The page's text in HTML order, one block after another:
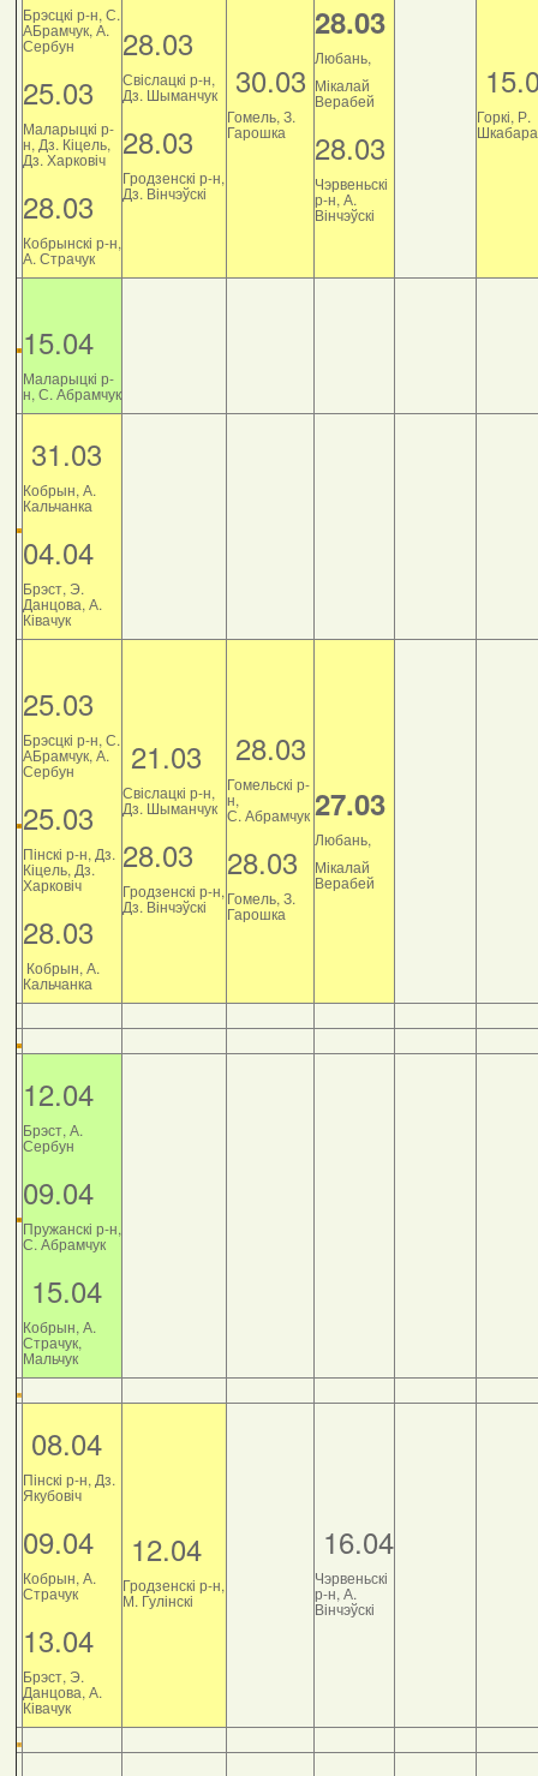
Брэсцкі р-н, С.
АБрамчук, А.
Сербун
25.03
Маларыцкі р-
н, Дз. Кіцель,
Дз. Харковіч
28.03
Кобрынскі р-н,
А. Страчук
28.03
Свіслацкі р-н,
Дз. Шыманчук
28.03
Гродзенскі р-н,
Дз. Вінчэўскі
30.03
Гомель, З.
Гарошка
28.03
Любань,
Мікалай
Верабей
28.03
Чэрвеньскі
р-н, А.
Вінчэўскі
Горкі, Р.
Шкабара
15.04
Маларыцкі р-
н, С. Абрамчук
31.03
Кобрын, А.
Кальчанка
04.04
Брэст, Э.
Данцова, А.
Ківачук
25.03
Брэсцкі р-н, С.
АБрамчук, А.
Сербун
25.03
Пінскі р-н, Дз.
Кіцель, Дз.
Харковіч
28.03
Кобрын, А.
Кальчанка
21.03
Свіслацкі р-н,
Дз. Шыманчук
28.03
Гродзенскі р-н,
Дз. Вінчэўскі
28.03
Гомельскі р-
н,
С. Абрамчук
28.03
Гомель, З.
Гарошка
27.03
Любань,
Мікалай
Верабей
12.04
Брэст, А.
Сербун
09.04
Пружанскі р-н,
С. Абрамчук
15.04
Кобрын, А.
Страчук,
Мальчук
08.04
Пінскі р-н, Дз.
Якубовіч
09.04
Кобрын, А.
Страчук
13.04
Брэст, Э.
Данцова, А.
Ківачук
12.04
Гродзенскі р-н,
М. Гулінскі
16.04
Чэрвеньскі
р-н, А.
Вінчэўскі